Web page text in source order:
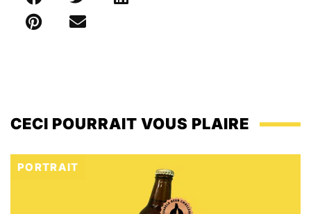
CECI POURRAIT VOUS PLAIRE
PORTRAIT